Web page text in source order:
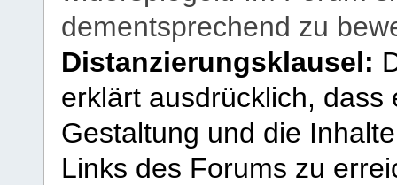
dementsprechend zu
Distanzierungsklausel:
erklärt ausdrücklich,
Gestaltung und die
Links des Forums zu